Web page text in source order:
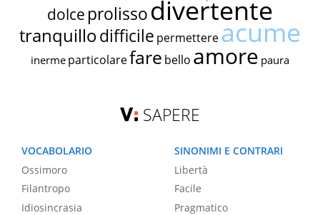
dolce prolissodivertente
tranquillodifficile permettereacume
inerme particolarefare bello amore paura
SAPERE
VOCABOLARIO
Ossimoro
Filantropo
Idiosincrasia
SINONIMI E CONTRARI
Libertà
Facile
Pragmatico